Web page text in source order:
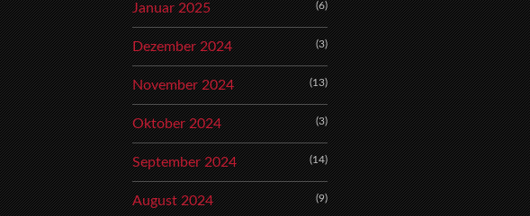
Januar 2025 (6)
Dezember 2024 (3)
November 2024 (13)
Oktober 2024 (3)
September 2024 (14)
August 2024 (9)